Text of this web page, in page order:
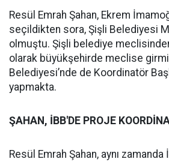
Resül Emrah Şahan, Ekrem
seçildikten sora, Şişli Belediyesi
olmuştu. Şişli belediye
olarak büyükşehirde meclise
Belediyesi’nde de Koordinatör
yapmakta.
ŞAHAN, İBB'DE PROJE
Resül Emrah Şahan, aynı